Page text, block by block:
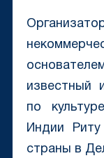
известный
по
Индии
страны в